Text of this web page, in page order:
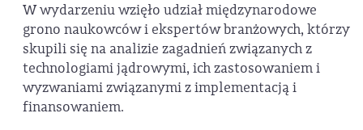
W wydarzeniu wzięło udział międzynarodowe
grono naukowców i ekspertów branżowych, którzy
skupili się na analizie zagadnień związanych z
technologiami jądrowymi, ich zastosowaniem i
wyzwaniami związanymi z implementacją i
finansowaniem.